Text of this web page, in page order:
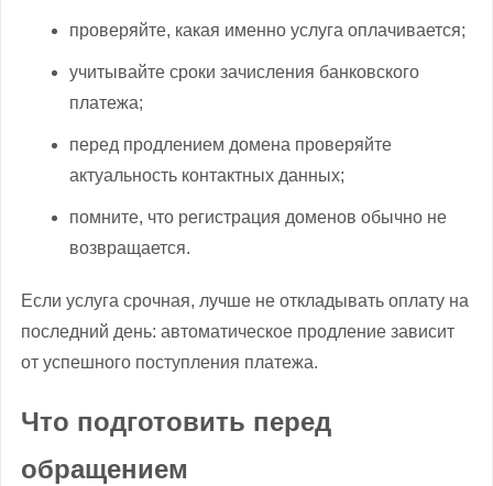
проверяйте, какая именно услуга оплачивается;
учитывайте сроки зачисления банковского
платежа;
перед продлением домена проверяйте
актуальность контактных данных;
помните, что регистрация доменов обычно не
возвращается.
Если услуга срочная, лучше не откладывать оплату на
последний день: автоматическое продление зависит
от успешного поступления платежа.
Что подготовить перед
обращением